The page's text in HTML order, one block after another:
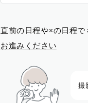
直前の日程や×の日程で
お進みください
撮